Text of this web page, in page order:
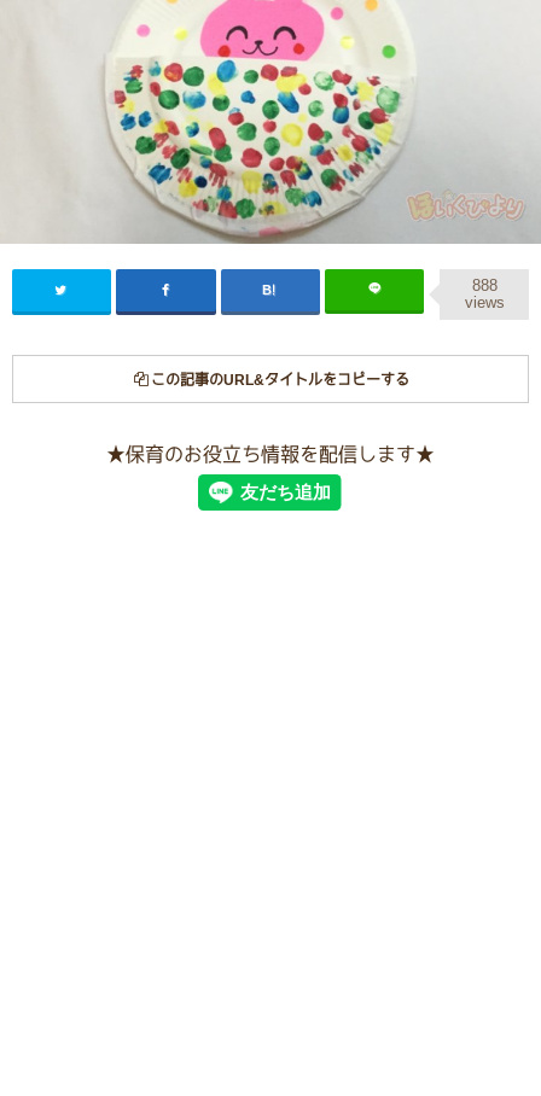
888
views
この記事のURL&タイトルをコピーする
★保育のお役立ち情報を配信します★